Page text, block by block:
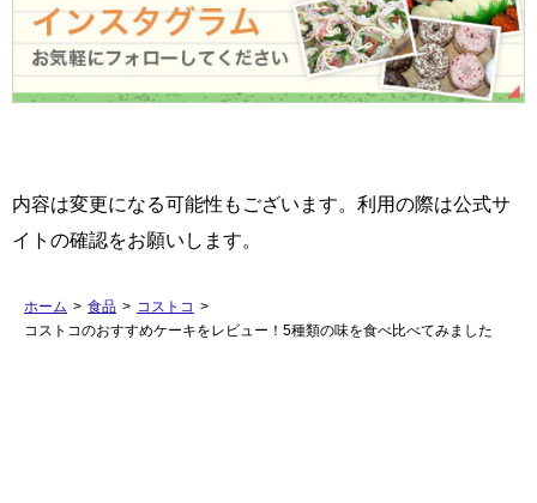
内容は変更になる可能性もございます。利用の際は公式サ
イトの確認をお願いします。
ホーム > 食品 > コストコ >
コストコのおすすめケーキをレビュー！5種類の味を食べ比べてみました